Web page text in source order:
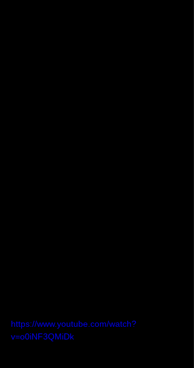
https://www.youtube.com/watch?
v=o0iNF3QMiDk